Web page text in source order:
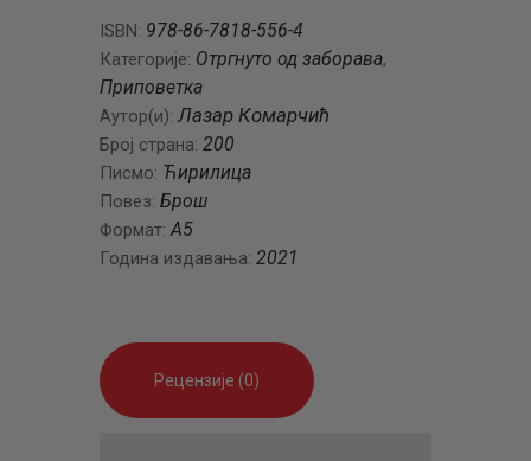
ISBN: 978-86-7818-556-4
Категорије: Отргнуто од заборава,
Приповетка
Аутор(и):Лазар Комарчић
Број страна: 200
Писмо: Ћирилица
Повез: Брош
Формат:A5
Година издавања: 2021
Рецензије (0)